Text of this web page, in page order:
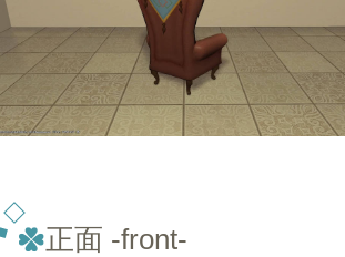
正面 -front-